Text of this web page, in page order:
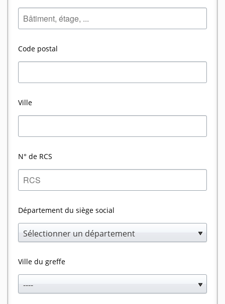
Code postal
Ville
N° de RCS
Département du siège social
Sélectionner un département
Ville du greffe
----